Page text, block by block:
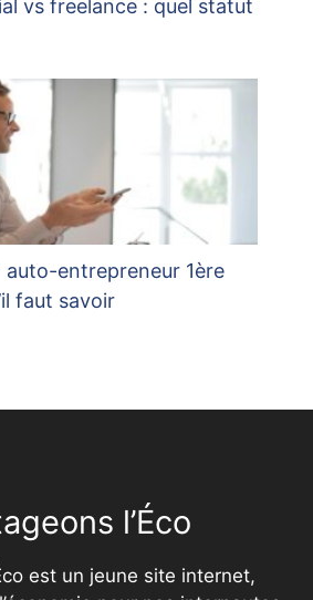
vs freelance : quel statut
auto-entrepreneur 1ère
faut savoir
l’Éco
est un jeune site internet,